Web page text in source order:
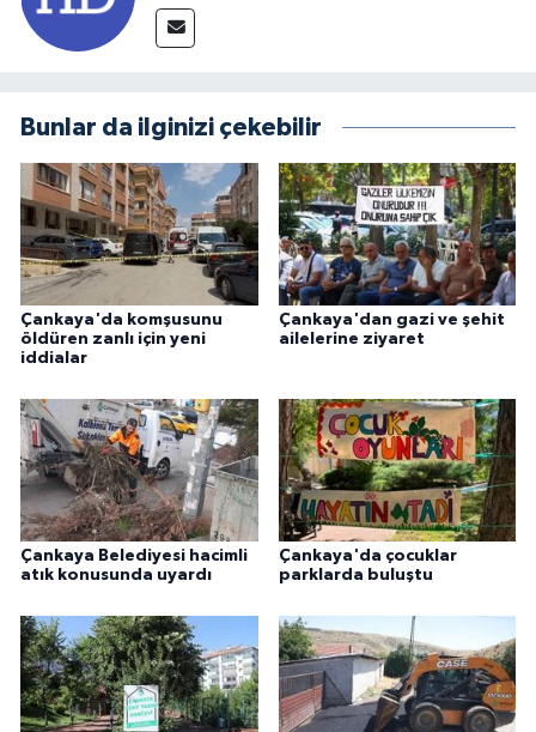
Bunlar da ilginizi çekebilir
Çankaya'da komşusunu
öldüren zanlı için yeni
iddialar
Çankaya'dan gazi ve şehit
ailelerine ziyaret
Çankaya Belediyesi hacimli
atık konusunda uyardı
Çankaya'da çocuklar
parklarda buluştu